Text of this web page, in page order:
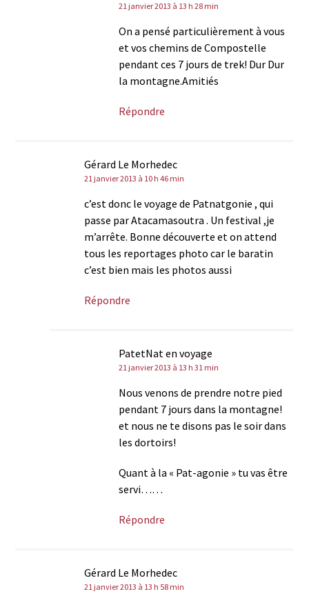
21 janvier 2013 à 13 h 28 min
On a pensé particulièrement à vous
et vos chemins de Compostelle
pendant ces 7 jours de trek! Dur Dur
la montagne.Amitiés
Répondre
Gérard Le Morhedec
21 janvier 2013 à 10 h 46 min
c’est donc le voyage de Patnatgonie , qui
passe par Atacamasoutra . Un festival ,je
m’arrête. Bonne découverte et on attend
tous les reportages photo car le baratin
c’est bien mais les photos aussi
Répondre
PatetNat en voyage
21 janvier 2013 à 13 h 31 min
Nous venons de prendre notre pied
pendant 7 jours dans la montagne!
et nous ne te disons pas le soir dans
les dortoirs!
Quant à la « Pat-agonie » tu vas être
servi……
Répondre
Gérard Le Morhedec
21 janvier 2013 à 13 h 58 min